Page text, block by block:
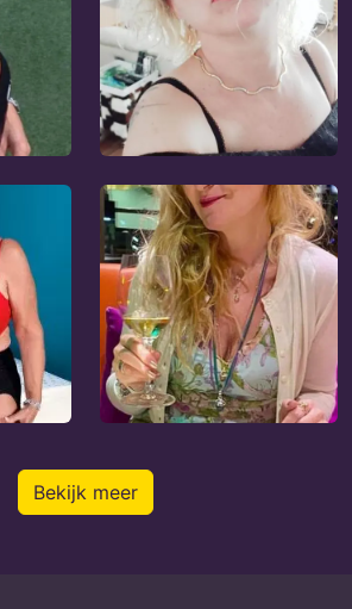
Bekijk meer